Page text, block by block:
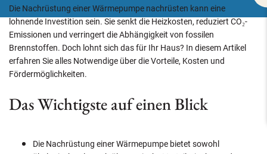
Die Nachrüstung einer Wärmepumpe nachrüsten kann eine
lohnende Investition sein. Sie senkt die Heizkosten, reduziert CO₂-
Emissionen und verringert die Abhängigkeit von fossilen
Brennstoffen. Doch lohnt sich das für Ihr Haus? In diesem Artikel
erfahren Sie alles Notwendige über die Vorteile, Kosten und
Fördermöglichkeiten.
Das Wichtigste auf einen Blick
Die Nachrüstung einer Wärmepumpe bietet sowohl